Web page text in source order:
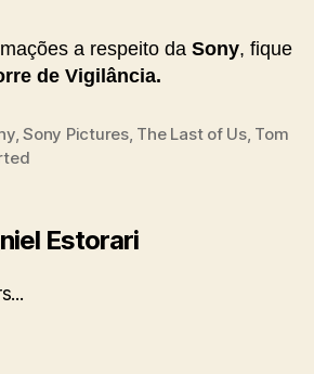
a respeito da Sony, fique
de Vigilância.
,Sony Pictures, The Last of Us, Tom
Estorari